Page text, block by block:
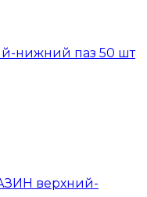
нижний паз 50 шт